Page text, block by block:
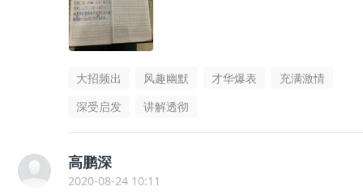
大招频出 风趣幽默 才华爆表
充满激情
深受启发
讲解透彻
高鹏深
2020-08-24 10:11